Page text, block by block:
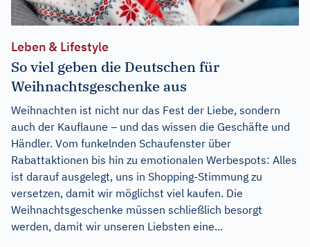
Leben & Lifestyle
So viel geben die Deutschen für
Weihnachtsgeschenke aus
Weihnachten ist nicht nur das Fest der Liebe, sondern
auch der Kauflaune – und das wissen die Geschäfte und
Händler. Vom funkelnden Schaufenster über
Rabattaktionen bis hin zu emotionalen Werbespots: Alles
ist darauf ausgelegt, uns in Shopping-Stimmung zu
versetzen, damit wir möglichst viel kaufen. Die
Weihnachtsgeschenke müssen schließlich besorgt
werden, damit wir unseren Liebsten eine...